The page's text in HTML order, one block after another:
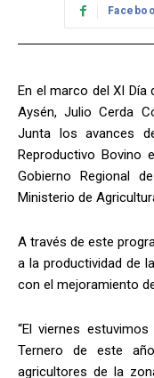
En el marco del XI Día
Aysén, Julio Cerda
Junta los avances
Reproductivo Bovino
Gobierno Regional
Ministerio de
A través de este
a la productividad de
con el mejoramiento
“El viernes
Ternero de este
agricultores de la